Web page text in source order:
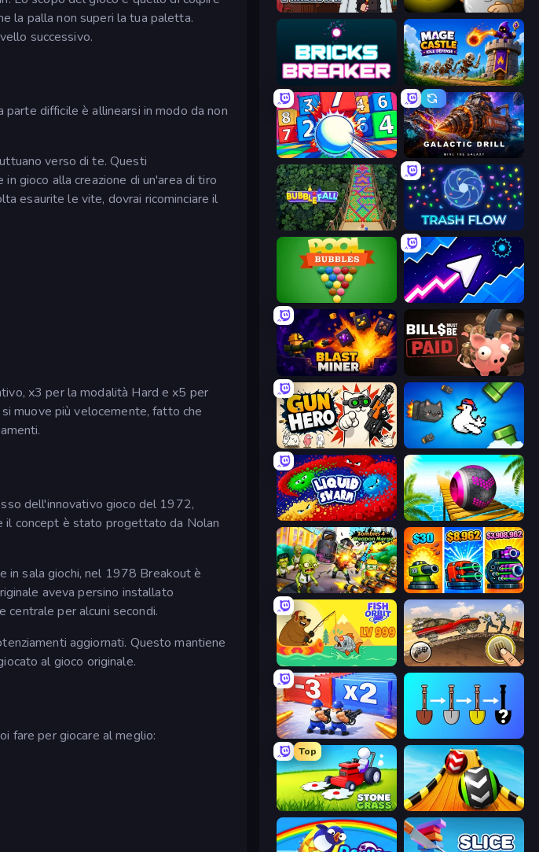
la palla non superi la tua paletta.
successivo.
difficile è allinearsi in modo da non
verso di te. Questi
gioco alla creazione di un'area di tiro
esaurite le vite, dovrai ricominciare il
x3 per la modalità Hard e x5 per
muove più velocemente, fatto che
dell'innovativo gioco del 1972,
il concept è stato progettato da Nolan
in sala giochi, nel 1978 Breakout è
aveva persino installato
per alcuni secondi.
aggiornati. Questo mantiene
al gioco originale.
fare per giocare al meglio:
Mafia Takedown Gold Miner
Bricks Breaker Mage Castle Idle Defense
Entropy Galactic Drill
Bubble Fall Trash Flow
Pool Bubbles Space Waves
Blast Miner Bills Must Be Paid
Gun Hero: Cat Survival Honk
Liquid Swarm Rolling Balls Sea Race
Zombies 4 Weapon Merge Pumpkin Defense: Merge Cannon
Fish Orbit Earn to Die: Zombie Ride
Battle Brigade
Top
Stone Grass: Mowing Simulator Sky Balls 3D